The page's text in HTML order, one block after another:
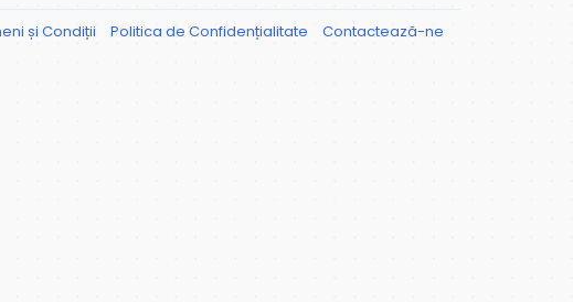
și Condiții Politica de Confidențialitate Contactează-ne